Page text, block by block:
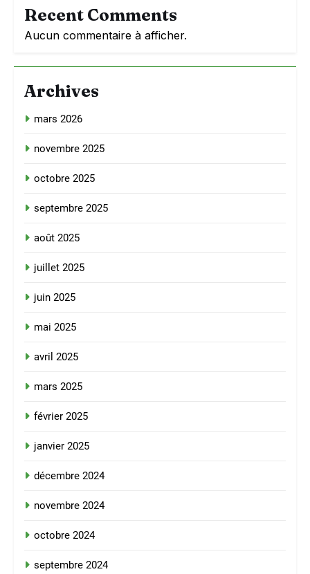
Recent Comments
Aucun commentaire à afficher.
Archives
mars 2026
novembre 2025
octobre 2025
septembre 2025
août 2025
juillet 2025
juin 2025
mai 2025
avril 2025
mars 2025
février 2025
janvier 2025
décembre 2024
novembre 2024
octobre 2024
septembre 2024